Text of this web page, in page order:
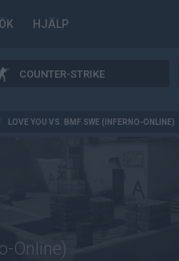
HJÄLP
COUNTER-STRIKE
LOVE YOU VS. BMF.SWE (INFERNO-ONLINE)
Online)